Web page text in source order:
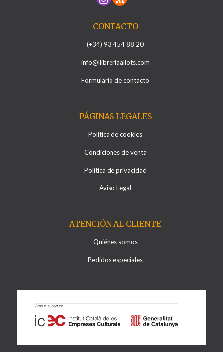
CONTACTO
(+34) 93 454 88 20
info@llibreriaallots.com
Formulario de contacto
PÁGINAS LEGALES
Política de cookies
Condiciones de venta
Política de privacidad
Aviso Legal
ATENCIÓN AL CLIENTE
Quiénes somos
Pedidos especiales